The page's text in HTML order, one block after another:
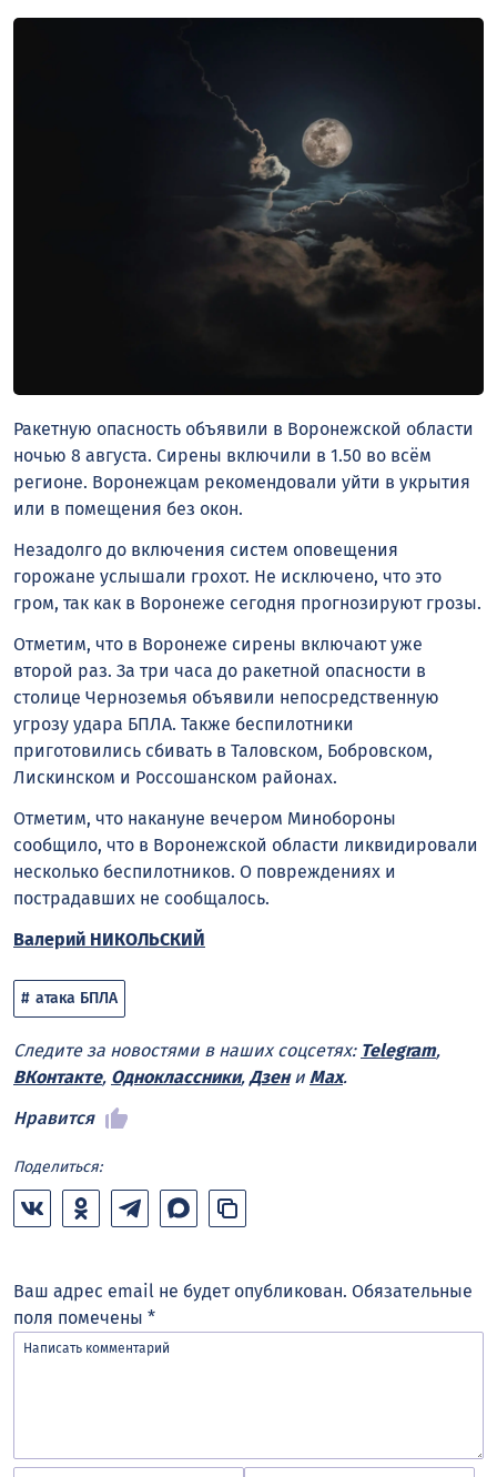
Ракетную опасность объявили в Воронежской области
ночью 8 августа. Сирены включили в 1.50 во всём
регионе. Воронежцам рекомендовали уйти в укрытия
или в помещения без окон.
Незадолго до включения систем оповещения
горожане услышали грохот. Не исключено, что это
гром, так как в Воронеже сегодня прогнозируют грозы.
Отметим, что в Воронеже сирены включают уже
второй раз. За три часа до ракетной опасности в
столице Черноземья объявили непосредственную
угрозу удара БПЛА. Также беспилотники
приготовились сбивать в Таловском, Бобровском,
Лискинском и Россошанском районах.
Отметим, что накануне вечером Минобороны
сообщило, что в Воронежской области ликвидировали
несколько беспилотников. О повреждениях и
пострадавших не сообщалось.
Валерий НИКОЛЬСКИЙ
атака БПЛА
Следите за новостями в наших соцсетях: Telegram,
ВКонтакте, Одноклассники, Дзени Max.
Нравится
Поделиться:
Ваш адрес email не будет опубликован. Обязательные
поля помечены *